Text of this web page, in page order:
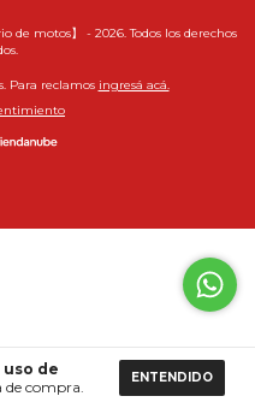
de
de compra.
ENTENDIDO
de motos】 - 2026. Todos los derechos
Para reclamos ingresá acá.